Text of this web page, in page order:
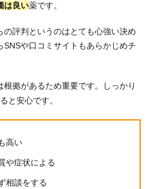
は良い薬です。
の評判というのはとても心強い決め
SNSや口コミサイトもあらかじめチ
根拠があるため重要です。しっかり
と安心です。
高い
や症状による
相談をする